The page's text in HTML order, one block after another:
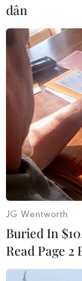
#Ukraine
#Chiếm đóng
#Tiền lương
#Ngân sách
Theo dõi
dân
JG Wentworth
Buried In
Read Page 2